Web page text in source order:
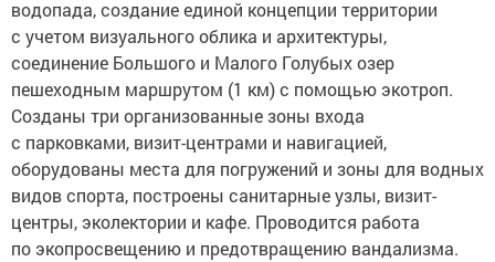
водопада, создание единой концепции территории
с учетом визуального облика и архитектуры,
соединение Большого и Малого Голубых озер
пешеходным маршрутом (1 км) с помощью экотроп.
Созданы три организованные зоны входа
с парковками, визит-центрами и навигацией,
оборудованы места для погружений и зоны для водных
видов спорта, построены санитарные узлы, визит-
центры, эколектории и кафе. Проводится работа
по экопросвещению и предотвращению вандализма.